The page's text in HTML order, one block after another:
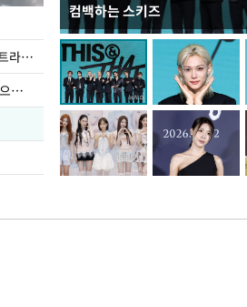
삼성전자, 7일부터 갤럭시 Z 폴드8 울트라·폴드8·플립8 출시
멕시코 인플루언서, 라방 중 괴한 총격으로 사망
컴백하는 스키즈
입추 하루 앞둔 전남광주… 열
폭염